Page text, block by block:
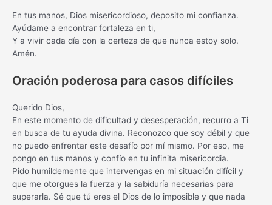
En tus manos, Dios misericordioso, deposito mi confianza.
Ayúdame a encontrar fortaleza en ti,
Y a vivir cada día con la certeza de que nunca estoy solo.
Amén.
Oración poderosa para casos difíciles
Querido Dios,
En este momento de dificultad y desesperación, recurro a Ti
en busca de tu ayuda divina. Reconozco que soy débil y que
no puedo enfrentar este desafío por mí mismo. Por eso, me
pongo en tus manos y confío en tu infinita misericordia.
Pido humildemente que intervengas en mi situación difícil y
que me otorgues la fuerza y ​​la sabiduría necesarias para
superarla. Sé que tú eres el Dios de lo imposible y que nada